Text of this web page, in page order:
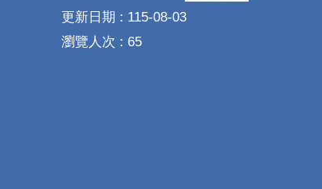
更新日期
115-08-03
瀏覽人次
65